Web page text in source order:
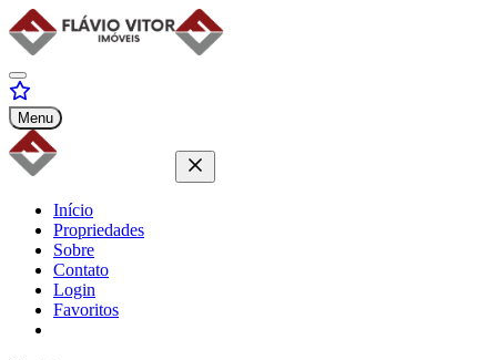
Menu
Início
Propriedades
Sobre
Contato
Login
Favoritos